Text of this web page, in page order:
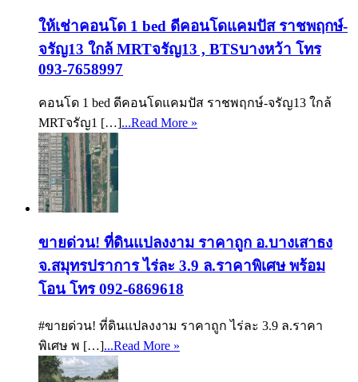
ให้เช่าคอนโด 1 bed ดีคอนโดแคมปัส ราชพฤกษ์-
จรัญ13 ใกล้ MRTจรัญ13 , BTSบางหว้า โทร
093-7658997
คอนโด 1 bed ดีคอนโดแคมปัส ราชพฤกษ์-จรัญ13 ใกล้
MRTจรัญ1 […]...Read More »
ขายด่วน! ที่ดินแปลงงาม ราคาถูก อ.บางเสาธง
จ.สมุทรปราการ ไร่ละ 3.9 ล.ราคาพิเศษ พร้อม
โอน โทร 092-6869618
#ขายด่วน! ที่ดินแปลงงาม ราคาถูก ไร่ละ 3.9 ล.ราคา
พิเศษ พ […]...Read More »